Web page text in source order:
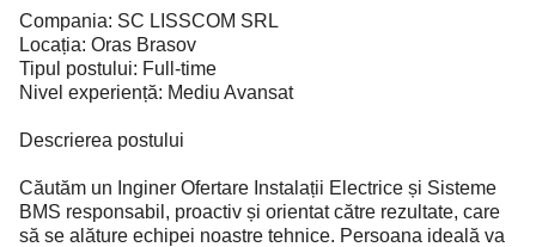
Compania: SC LISSCOM SRL
Locația: Oras Brasov
Tipul postului: Full-time
Nivel experiență: Mediu Avansat
Descrierea postului
Căutăm un Inginer Ofertare Instalații Electrice și Sisteme
BMS responsabil, proactiv și orientat către rezultate, care
să se alăture echipei noastre tehnice. Persoana ideală va